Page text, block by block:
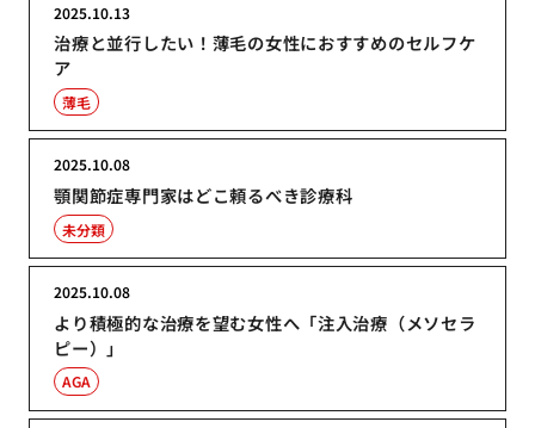
治療と並行したい！薄毛の女性におすすめのセルフケ
ア
2025.10.13
薄毛
顎関節症専門家はどこ頼るべき診療科
2025.10.08
未分類
より積極的な治療を望む女性へ「注入治療（メソセラ
ピー）」
2025.10.08
AGA